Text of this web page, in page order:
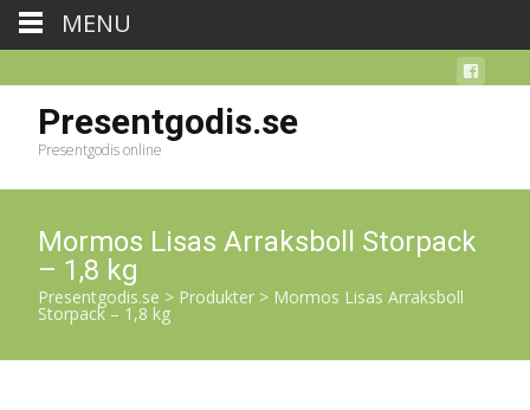
Presentgodis.se
Presentgodis online
Mormos Lisas Arraksboll Storpack
– 1,8 kg
Presentgodis.se > Produkter > Mormos Lisas Arraksboll
Storpack – 1,8 kg
MENU